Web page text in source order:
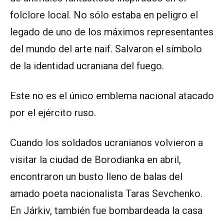
folclore local. No sólo estaba en peligro el
legado de uno de los máximos representantes
del mundo del arte naif. Salvaron el símbolo
de la identidad ucraniana del fuego.
Este no es el único emblema nacional atacado
por el ejército ruso.
Cuando los soldados ucranianos volvieron a
visitar la ciudad de Borodianka en abril,
encontraron un busto lleno de balas del
amado poeta nacionalista Taras Sevchenko.
En Járkiv, también fue bombardeada la casa